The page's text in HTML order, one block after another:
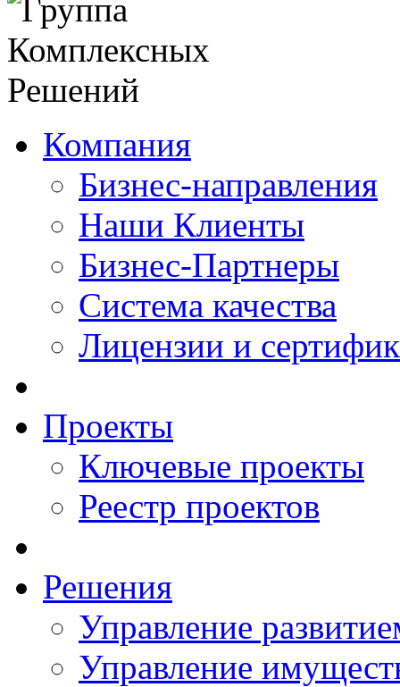
Компания
Бизнес-направления
Наши Клиенты
Бизнес-Партнеры
Система качества
Лицензии и
Проекты
Ключевые проекты
Реестр проектов
Решения
Управление
Управление